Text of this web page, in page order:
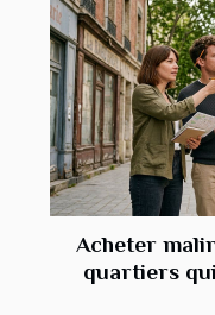
Acheter
quartiers